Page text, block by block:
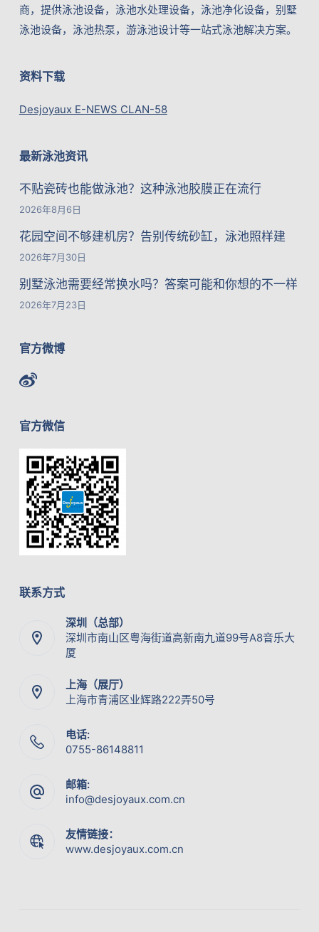
商，提供泳池设备，泳池水处理设备，泳池净化设备，别墅
泳池设备，泳池热泵，游泳池设计等一站式泳池解决方案。
资料下载
Desjoyaux E-NEWS CLAN-58
最新泳池资讯
不贴瓷砖也能做泳池？这种泳池胶膜正在流行
2026年8月6日
花园空间不够建机房？告别传统砂缸，泳池照样建
2026年7月30日
别墅泳池需要经常换水吗？答案可能和你想的不一样
2026年7月23日
官方微博
官方微信
联系方式
深圳（总部）
深圳市南山区粤海街道高新南九道99号A8音乐大
厦
上海（展厅）
上海市青浦区业辉路222弄50号
电话:
0755-86148811
邮箱:
info@desjoyaux.com.cn
友情链接：
www.desjoyaux.com.cn